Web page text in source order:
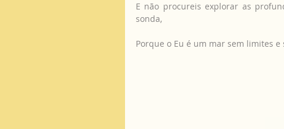
E não procureis explorar as
sonda,
Porque o Eu é um mar sem limites e